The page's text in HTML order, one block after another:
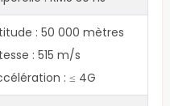
: 50 000 mètres
: 515 m/s
: ≤ 4G